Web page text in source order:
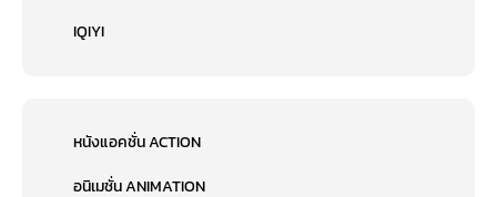
IQIYI
หนังแอคชั่น ACTION
อนิเมชั่น ANIMATION